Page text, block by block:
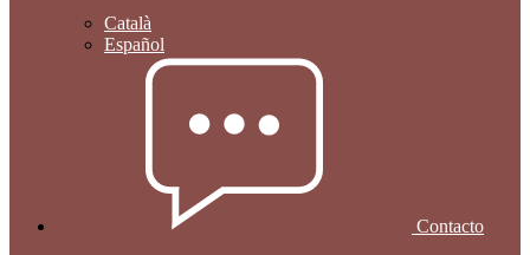
Català
Español
Contacto